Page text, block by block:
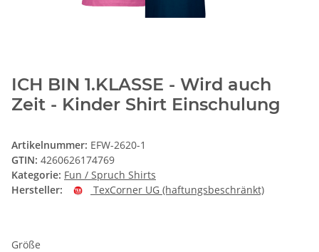
ICH BIN 1.KLASSE - Wird auch
Zeit - Kinder Shirt Einschulung
Artikelnummer: EFW-2620-1
GTIN: 4260626174769
Kategorie: Fun / Spruch Shirts
Hersteller:
TexCorner UG (haftungsbeschränkt)
Größe